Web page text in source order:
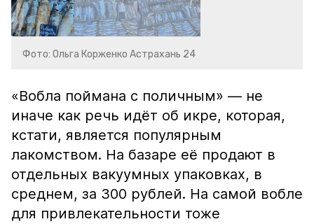
Фото: Ольга Корженко Астрахань 24
«Вобла поймана с поличным» — не
иначе как речь идёт об икре, которая,
кстати, является популярным
лакомством. На базаре её продают в
отдельных вакуумных упаковках, в
среднем, за 300 рублей. На самой вобле
для привлекательности тоже